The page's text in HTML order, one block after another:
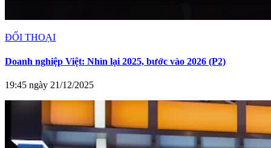
ĐỐI THOẠI
Doanh nghiệp Việt: Nhìn lại 2025, bước vào 2026 (P2)
19:45 ngày 21/12/2025